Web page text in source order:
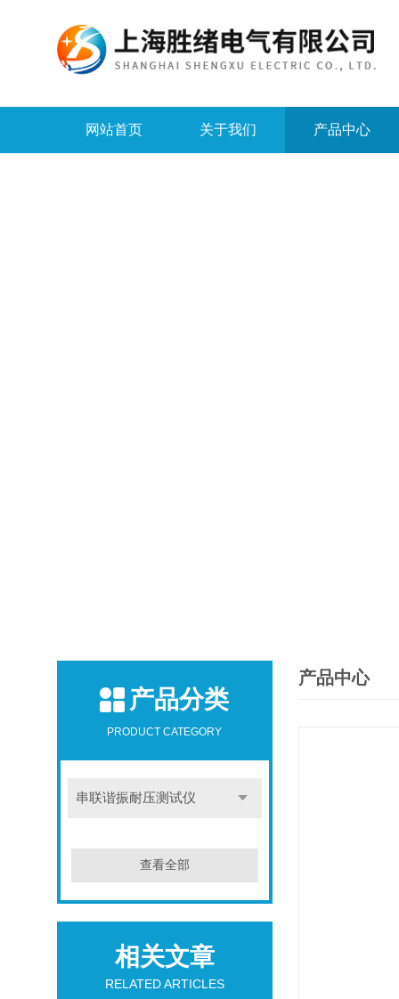
网站首页 关于我们 产品中心
产品分类
PRODUCT CATEGORY
串联谐振耐压测试仪
查看全部
相关文章
RELATED ARTICLES
产品中心